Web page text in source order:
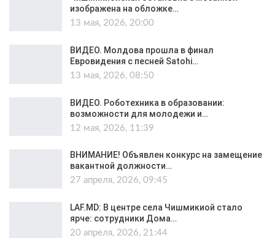
изображена на обложке…
13 мая, 2026, 20:00
ВИДЕО. Молдова прошла в финал
Евровидения с песней Satohi…
13 мая, 2026, 08:50
ВИДЕО. Роботехника в образовании:
возможности для молодежи и…
12 мая, 2026, 11:39
ВНИМАНИЕ! Объявлен конкурс на замещение
вакантной должности…
27 апреля, 2026, 09:45
LAF.MD: В центре села Чишмикиой стало
ярче: сотрудники Дома…
20 апреля, 2026, 21:44